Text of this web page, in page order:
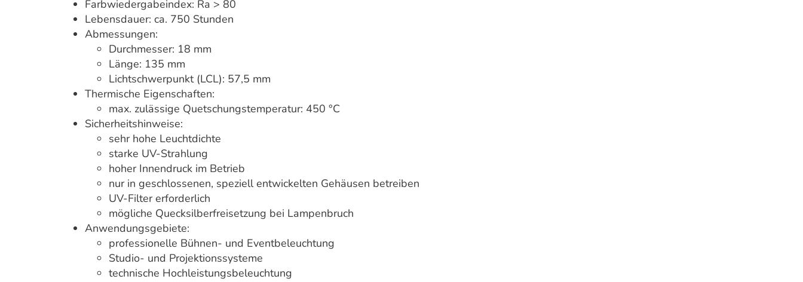
Farbwiedergabeindex: Ra > 80
Lebensdauer: ca. 750 Stunden
Abmessungen:
Durchmesser: 18 mm
Länge: 135 mm
Lichtschwerpunkt (LCL): 57,5 mm
Thermische Eigenschaften:
max. zulässige Quetschungstemperatur: 450 °C
Sicherheitshinweise:
sehr hohe Leuchtdichte
starke UV-Strahlung
hoher Innendruck im Betrieb
nur in geschlossenen, speziell entwickelten Gehäusen betreiben
UV-Filter erforderlich
mögliche Quecksilberfreisetzung bei Lampenbruch
Anwendungsgebiete:
professionelle Bühnen- und Eventbeleuchtung
Studio- und Projektionssysteme
technische Hochleistungsbeleuchtung